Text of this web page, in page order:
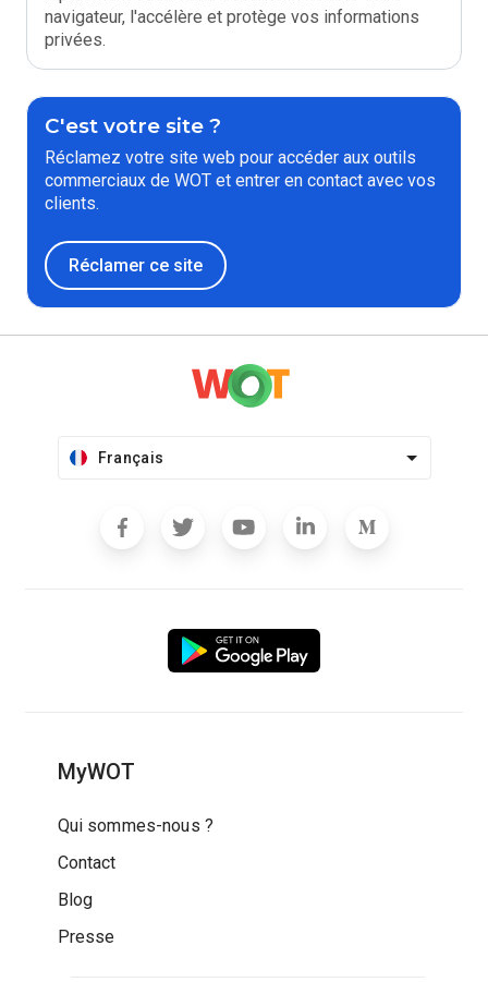
navigateur, l'accélère et protège vos informations
privées.
C'est votre site ?
Réclamez votre site web pour accéder aux outils
commerciaux de WOT et entrer en contact avec vos
clients.
Réclamer ce site
Français
MyWOT
Qui sommes-nous ?
Contact
Blog
Presse